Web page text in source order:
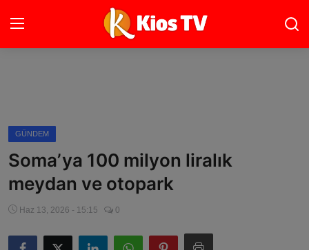
Gündem
Gemlik
Bursa
GÜNDEM
Soma’ya 100 milyon liralık
meydan ve otopark
Haz 13, 2026 - 15:15 0